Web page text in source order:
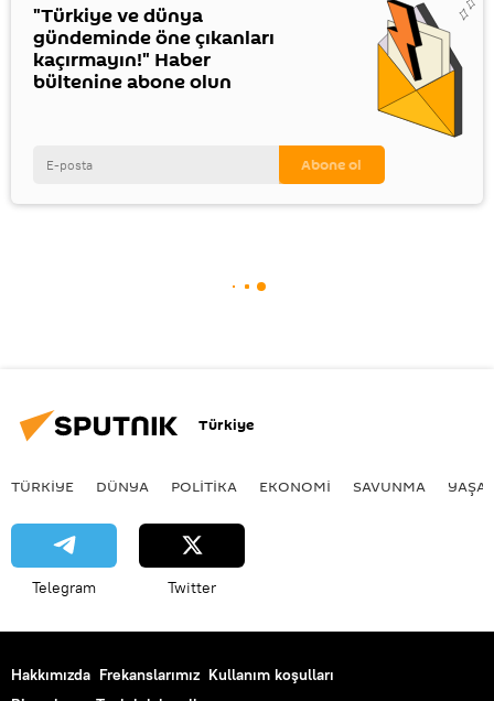
"Türkiye ve dünya
gündeminde öne çıkanları
kaçırmayın!" Haber
bültenine abone olun
Türkiye
TÜRKIYE DÜNYA POLİTİKA EKONOMİ SAVUNMA
Telegram Twitter
Hakkımızda Frekanslarımız Kullanım koşulları